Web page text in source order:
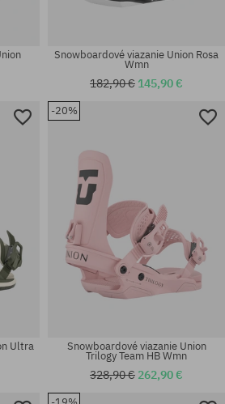
Dostupné veľkosti:
Snowboardové viazanie Union Rosa
Wmn
182,90 € 145,90 €
Ultra
-20%
Snowboardové viazanie Union
Trilogy Team HB Wmn
328,90 € 262,90 €